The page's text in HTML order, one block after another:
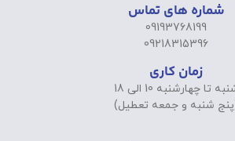
شماره های تماس
09193768199
09218315396
زمان کاری
تا چهارشنبه 10 الی 18
شنبه و جمعه تعطیل)